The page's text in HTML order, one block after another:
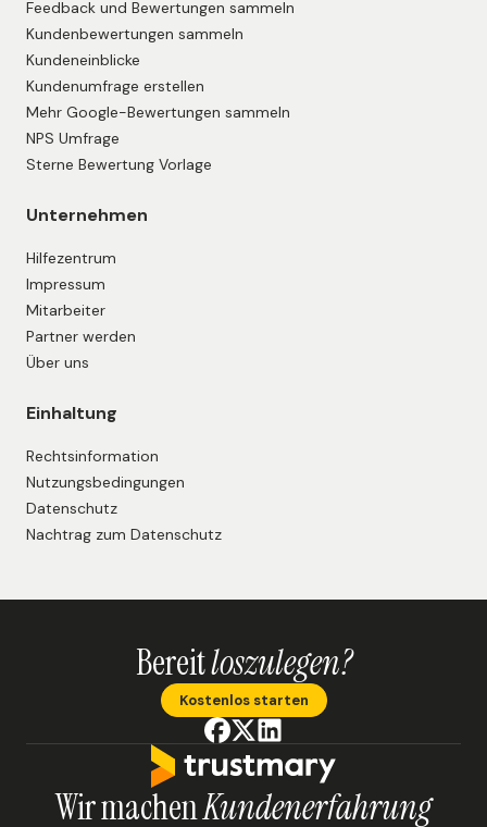
Feedback und Bewertungen sammeln
Kundenbewertungen sammeln
Kundeneinblicke
Kundenumfrage erstellen
Mehr Google-Bewertungen sammeln
NPS Umfrage
Sterne Bewertung Vorlage
Unternehmen
Hilfezentrum
Impressum
Mitarbeiter
Partner werden
Über uns
Einhaltung
Rechtsinformation
Nutzungsbedingungen
Datenschutz
Nachtrag zum Datenschutz
Bereitloszulegen?
Kostenlos starten
Wir machenKundenerfahrung